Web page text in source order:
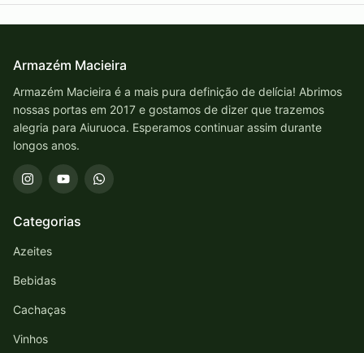
Armazém Macieira
Armazém Macieira é a mais pura definição de delícia! Abrimos
nossas portas em 2017 e gostamos de dizer que trazemos
alegria para Aiuruoca. Esperamos continuar assim durante
longos anos.
Categorias
Azeites
Bebidas
Cachaças
Vinhos